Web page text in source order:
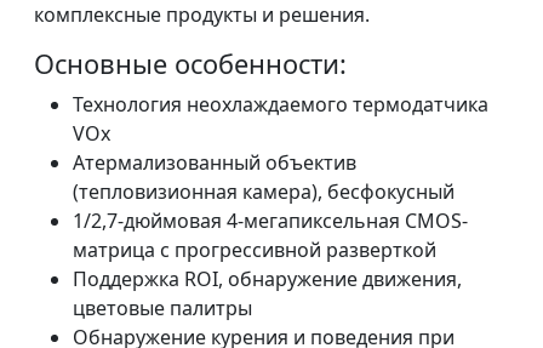
комплексные продукты и решения.
Основные особенности:
Технология неохлаждаемого термодатчика
VOx
Атермализованный объектив
(тепловизионная камера), бесфокусный
1/2,7-дюймовая 4-мегапиксельная CMOS-
матрица с прогрессивной разверткой
Поддержка ROI, обнаружение движения,
цветовые палитры
Обнаружение курения и поведения при